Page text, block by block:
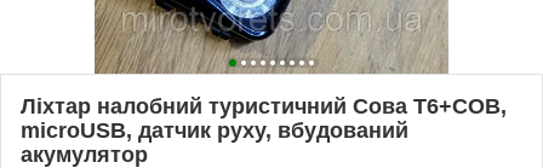
Ліхтар налобний туристичний Сова T6+COB,
microUSB, датчик руху, вбудований
акумулятор